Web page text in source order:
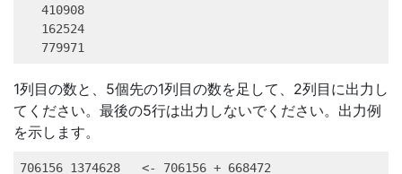
   410908
   162524
   779971
1列目の数と、5個先の1列目の数を足して、2列目に出力し
てください。最後の5行は出力しないでください。出力例
を示します。
706156 1374628   <- 706156 + 668472